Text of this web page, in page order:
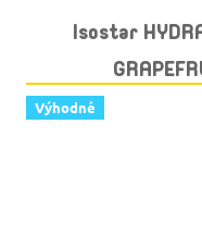
Isostar
Výhodné